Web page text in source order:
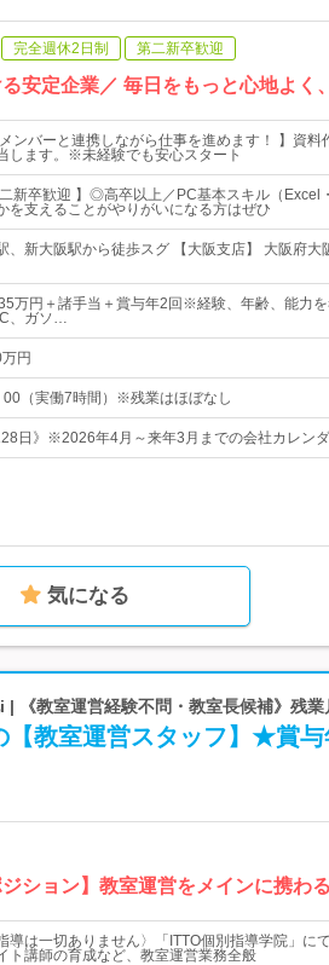
完全週休2日制 第二新卒歓迎
安定企業／ 毎日をもっと心地よく
メンバーと連携しながら仕事を進めます！ 】資
します。※未経験でも安心スタート
二新卒歓迎 】◎高卒以上／PC基本スキル（
を支えることがやりがいになる方はぜひ
、新大阪駅から徒歩スグ 【大阪支店】 大阪府大
万円＋諸手当＋賞与年2回※経験、年齢、能力
、ガソ…
円
（実働7時間）※残業はほぼなし
日》※2026年4月～来年3月までの会社カレン
気になる
| 《教室運営経験不問・教室長候補》残
【教室運営スタッフ】★賞
ション】教室運営をメインに携わ
導は一切ありません〉「ITTO個別指導学院」に
ト講師の育成など、教室運営業務全般